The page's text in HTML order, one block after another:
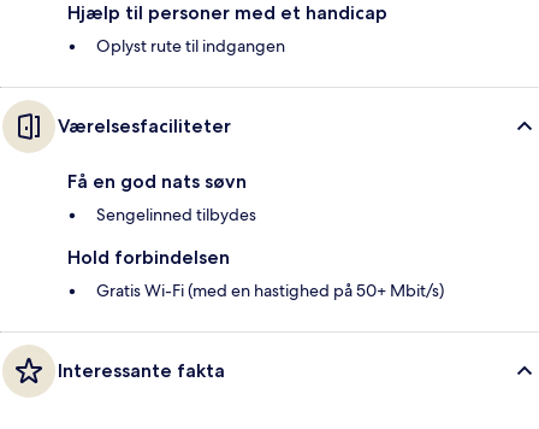
Hjælp til personer med et handicap
Oplyst rute til indgangen
Værelsesfaciliteter
Få en god nats søvn
Sengelinned tilbydes
Hold forbindelsen
Gratis Wi-Fi (med en hastighed på 50+ Mbit/s)
Interessante fakta